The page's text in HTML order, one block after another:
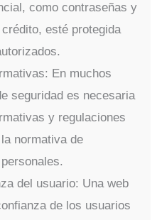
como contraseñas y
esté protegida
En muchos
seguridad es necesaria
y regulaciones
normativa de
del usuario: Una web
de los usuarios